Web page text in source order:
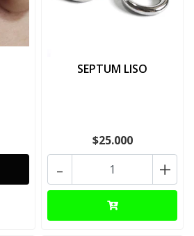
SEPTUM LISO
$25.000
+
-